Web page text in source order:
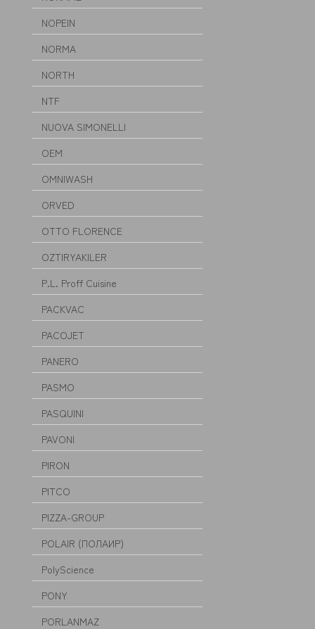
NOPEIN
NORMA
NORTH
NTF
NUOVA SIMONELLI
OEM
OMNIWASH
ORVED
OTTO FLORENCE
OZTIRYAKILER
P.L. Proff Cuisine
PACKVAC
PACOJET
PANERO
PASMO
PASQUINI
PAVONI
PIRON
PITCO
PIZZA-GROUP
POLAIR (ПОЛАИР)
PolyScience
PONY
PORLANMAZ